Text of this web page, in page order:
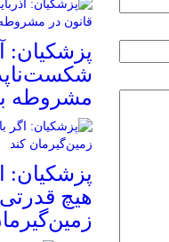
پزشکیان:
مشروطه
پزشکیان:
هیچ